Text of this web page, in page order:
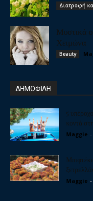
Διατροφή
Μυστικά
Χειμώνα
Beauty
ΔΗΜΟΦΙΛΗ
5
κοντά
Maggie -
Maggie -